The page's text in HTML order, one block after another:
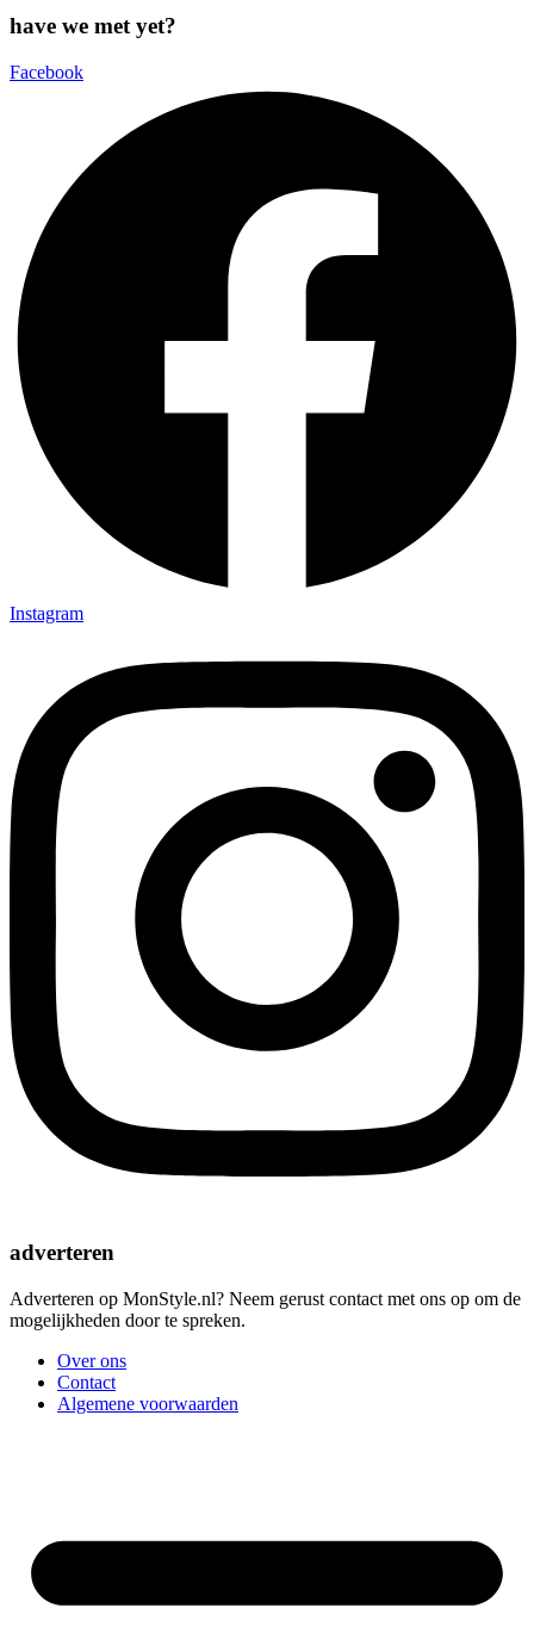
have we met yet?
Facebook
Instagram
adverteren
Adverteren op MonStyle.nl? Neem gerust contact met ons op om de
mogelijkheden door te spreken.
Over ons
Contact
Algemene voorwaarden